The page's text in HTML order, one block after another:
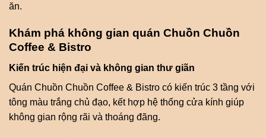
ăn.
Khám phá không gian quán Chuồn Chuồn
Coffee & Bistro
Kiến trúc hiện đại và không gian thư giãn
Quán Chuồn Chuồn Coffee & Bistro có kiến trúc 3 tầng với
tông màu trắng chủ đạo, kết hợp hệ thống cửa kính giúp
không gian rộng rãi và thoáng đãng.